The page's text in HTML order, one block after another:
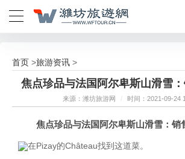
首页 >旅游资讯 >
焦点珍品与法国阿尔卑斯山滑雪
来源：潍坊旅游网 / 时间：2021-09-24
焦点珍品与法国阿尔卑斯山滑雪：销
在Pizay的Château找到这道菜。